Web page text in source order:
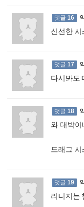
댓글 16
신선한 시
댓글 17
다시봐도
댓글 18
와 대박이
드래그
댓글 19
리니지는